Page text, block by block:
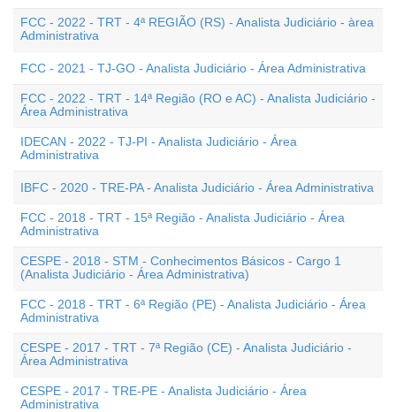
FCC - 2022 - TRT - 4ª REGIÃO (RS) - Analista Judiciário - àrea
Administrativa
FCC - 2021 - TJ-GO - Analista Judiciário - Área Administrativa
FCC - 2022 - TRT - 14ª Região (RO e AC) - Analista Judiciário -
Área Administrativa
IDECAN - 2022 - TJ-PI - Analista Judiciário - Área
Administrativa
IBFC - 2020 - TRE-PA - Analista Judiciário - Área Administrativa
FCC - 2018 - TRT - 15ª Região - Analista Judiciário - Área
Administrativa
CESPE - 2018 - STM - Conhecimentos Básicos - Cargo 1
(Analista Judiciário - Área Administrativa)
FCC - 2018 - TRT - 6ª Região (PE) - Analista Judiciário - Área
Administrativa
CESPE - 2017 - TRT - 7ª Região (CE) - Analista Judiciário -
Área Administrativa
CESPE - 2017 - TRE-PE - Analista Judiciário - Área
Administrativa